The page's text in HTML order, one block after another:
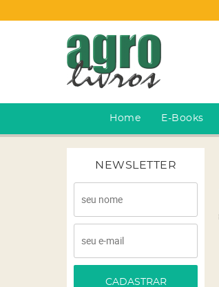
Home E-Books
NEWSLETTER
CADASTRAR